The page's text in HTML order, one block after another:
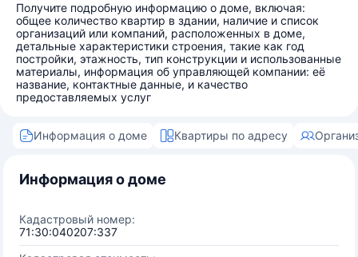
Получите подробную информацию о доме, включая:
общее количество квартир в здании, наличие и список
организаций или компаний, расположенных в доме,
детальные характеристики строения, такие как год
постройки, этажность, тип конструкции и использованные
материалы, информация об управляющей компании: её
название, контактные данные, и качество
предоставляемых услуг
Информация о доме Квартиры по адресу
Информация о доме
Кадастровый номер:
71:30:040207:337